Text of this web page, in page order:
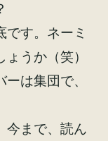
す。ネーミ
うか（笑）
は集団で、
今まで、読ん
場予約